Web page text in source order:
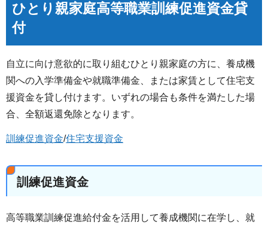
ひとり親家庭高等職業訓練促進資金貸
付
自立に向け意欲的に取り組むひとり親家庭の方に、養成機
関への入学準備金や就職準備金、または家賃として住宅支
援資金を貸し付けます。いずれの場合も条件を満たした場
合、全額返還免除となります。
訓練促進資金/住宅支援資金
訓練促進資金
高等職業訓練促進給付金を活用して養成機関に在学し、就